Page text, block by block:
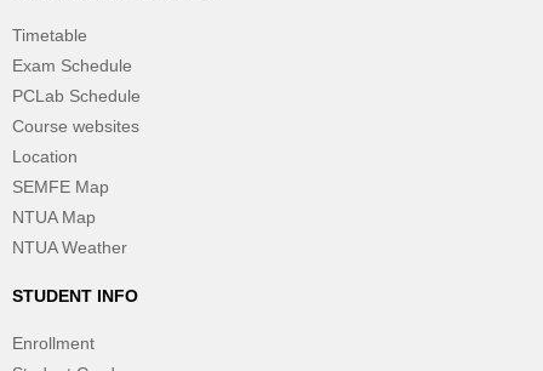
Timetable
Exam Schedule
PCLab Schedule
Course websites
Location
SEMFE Map
NTUA Map
NTUA Weather
STUDENT INFO
Enrollment